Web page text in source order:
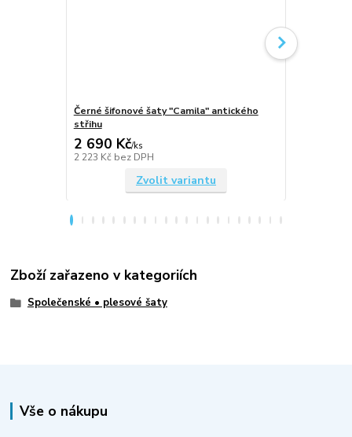
Černé šifonové šaty "Camila" antického
střihu
2 690 Kč/ks
2 223 Kč bez DPH
Zvolit variantu
Zboží zařazeno v kategoriích
Společenské • plesové šaty
Vše o nákupu